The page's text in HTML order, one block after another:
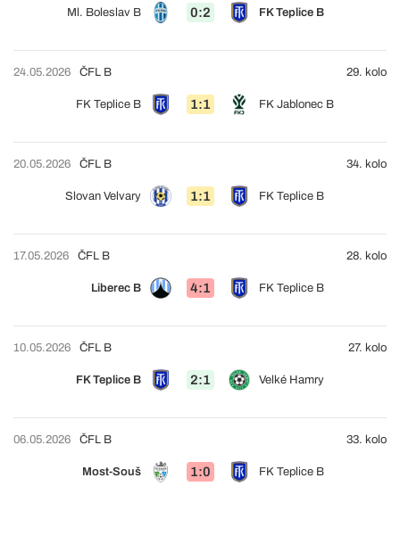
Ml. Boleslav B 0:2 FK Teplice B
24.05.2026
FK Teplice B 1:1 FK Jablonec B
ČFL B 29. kolo
20.05.2026
Slovan Velvary 1:1 FK Teplice B
ČFL B 34. kolo
17.05.2026
Liberec B 4:1 FK Teplice B
ČFL B 28. kolo
10.05.2026
FK Teplice B 2:1 Velké Hamry
ČFL B 27. kolo
06.05.2026
Most-Souš 1:0 FK Teplice B
ČFL B 33. kolo